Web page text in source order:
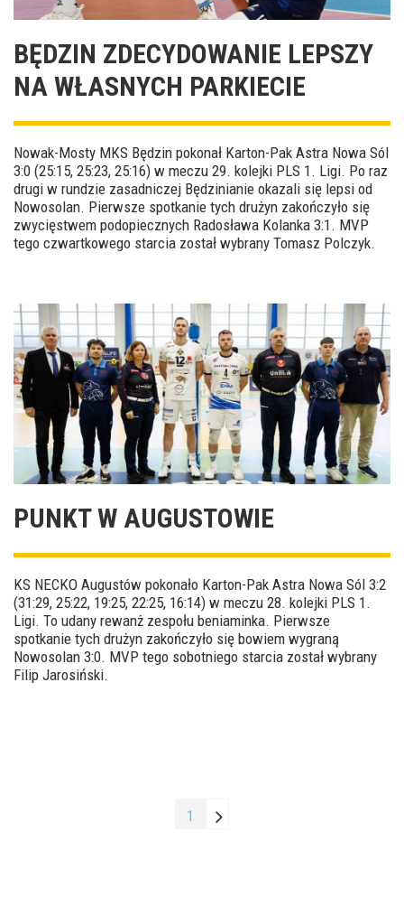
BĘDZIN ZDECYDOWANIE LEPSZY
NA WŁASNYCH PARKIECIE
Nowak-Mosty MKS Będzin pokonał Karton-Pak Astra Nowa Sól
3:0 (25:15, 25:23, 25:16) w meczu 29. kolejki PLS 1. Ligi. Po raz
drugi w rundzie zasadniczej Będzinianie okazali się lepsi od
Nowosolan. Pierwsze spotkanie tych drużyn zakończyło się
zwycięstwem podopiecznych Radosława Kolanka 3:1. MVP
tego czwartkowego starcia został wybrany Tomasz Polczyk.
PUNKT W AUGUSTOWIE
KS NECKO Augustów pokonało Karton-Pak Astra Nowa Sól 3:2
(31:29, 25:22, 19:25, 22:25, 16:14) w meczu 28. kolejki PLS 1.
Ligi. To udany rewanż zespołu beniaminka. Pierwsze
spotkanie tych drużyn zakończyło się bowiem wygraną
Nowosolan 3:0. MVP tego sobotniego starcia został wybrany
Filip Jarosiński.
1